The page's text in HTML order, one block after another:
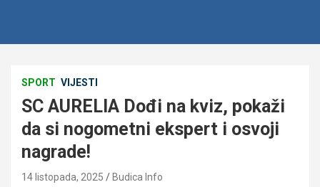
SPORT VIJESTI
SC AURELIA Dođi na kviz, pokaži
da si nogometni ekspert i osvoji
nagrade!
14 listopada, 2025 Budica Info